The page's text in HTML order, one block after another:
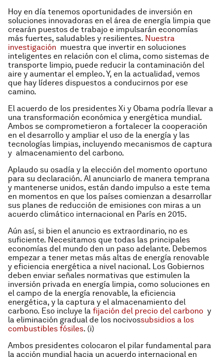
Hoy en día tenemos oportunidades de inversión en
soluciones innovadoras en el área de energía limpia que
crearán puestos de trabajo e impulsarán economías
más fuertes, saludables y resilientes. Nuestra
investigación muestra que invertir en soluciones
inteligentes en relación con el clima, como sistemas de
transporte limpio, puede reducir la contaminación del
aire y aumentar el empleo.Y, en la actualidad, vemos
que hay líderes dispuestos a conducirnos por ese
camino.
El acuerdo de los presidentes Xi y Obama podría llevar a
una transformación económica y energética mundial.
Ambos se comprometieron a fortalecer la cooperación
en el desarrollo y ampliar el uso de la energía y las
tecnologías limpias, incluyendo mecanismos de captura
y almacenamiento del carbono.
Aplaudo su osadía y la elección del momento oportuno
para su declaración. Al anunciarlo de manera temprana
y mantenerse unidos, están dando impulso a este tema
en momentos en que los países comienzan a desarrollar
sus planes de reducción de emisiones con miras a un
acuerdo climático internacional en París en 2015.
Aún así, si bien el anuncio es extraordinario, no es
suficiente. Necesitamos que todas las principales
economías del mundo den un paso adelante. Debemos
empezar a tener metas más altas de energía renovable
y eficiencia energética a nivel nacional. Los Gobiernos
deben enviar señales normativas que estimulen la
inversión privada en energía limpia, como soluciones en
el campo de la energía renovable, la eficiencia
energética, y la captura y el almacenamiento del
carbono. Eso incluye la fijación del precio del carbono y
la eliminación gradual de los nocivossubsidios a los
combustibles fósiles. (i)
Ambos presidentes colocaron el pilar fundamental para
la acción mundial hacia un acuerdo internacional en